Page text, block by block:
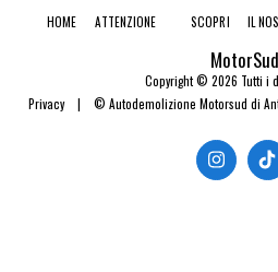
MotorSud
Copyright © 2026 Tutti i
Privacy| © Autodemolizione Motorsud di
HOME ATTENZIONE SCOPRI IL